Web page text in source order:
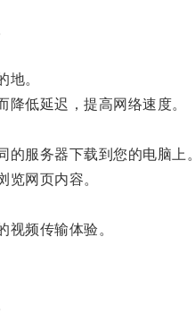
。
低延迟，提高网络速度。
服务器下载到您的电脑上。
网页内容。
频传输体验。